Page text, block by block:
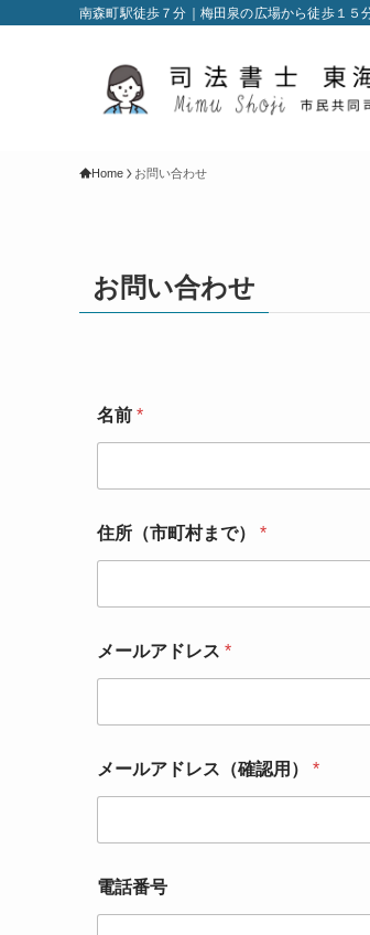
南森町駅徒歩７分｜梅田泉の広場から徒歩１５
Home お問い合わせ
お問い合わせ
名前 *
住所（市町村まで） *
問
い
の
内
容
問
合
メールアドレス *
メールアドレス（確認用） *
電話番号